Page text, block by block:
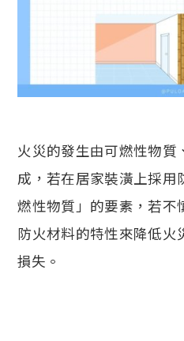
火災的發生由可燃性物
成，若在居家裝潢上採
燃性物質」的要素，若不
防火材料的特性來降低
損失。